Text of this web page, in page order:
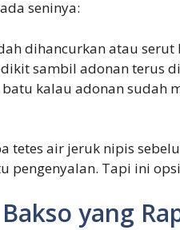
seninya:
dihancurkan atau serut
sambil adonan terus
kalau adonan sudah
tetes air jeruk nipis
pengenyalan. Tapi ini
yang